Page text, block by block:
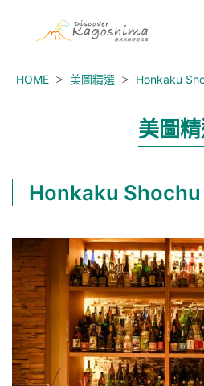
HOME 美圖精選 Honkaku
美圖
Honkaku Shochu